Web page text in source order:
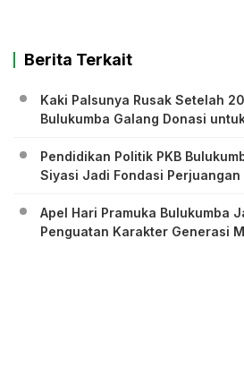
Berita Terkait
Kaki Palsunya Rusak Setelah
Bulukumba Galang Donasi
Pendidikan Politik PKB
Siyasi Jadi Fondasi Perjuangan
Apel Hari Pramuka Bulukumba
Penguatan Karakter Generasi